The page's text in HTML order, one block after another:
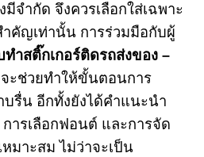
จำกัด จึงควรเลือกใส่เฉพาะ
คัญเท่านั้น การร่วมมือกับผู้
ำสติ๊กเกอร์ติดรถส่งของ –
จะช่วยทำให้ขั้นตอนการ
บรื่น อีกทั้งยังได้คำแนะนำ
ารเลือกฟอนต์ และการจัด
มาะสม ไม่ว่าจะเป็น